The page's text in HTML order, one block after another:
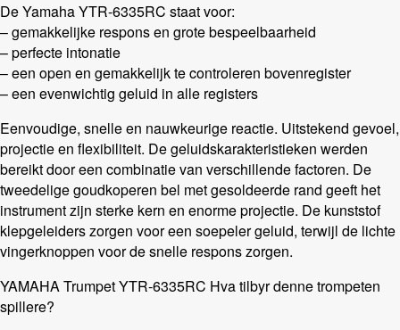
De Yamaha YTR-6335RC staat voor:
– gemakkelijke respons en grote bespeelbaarheid
– perfecte intonatie
– een open en gemakkelijk te controleren bovenregister
– een evenwichtig geluid in alle registers
Eenvoudige, snelle en nauwkeurige reactie. Uitstekend gevoel,
projectie en flexibiliteit. De geluidskarakteristieken werden
bereikt door een combinatie van verschillende factoren. De
tweedelige goudkoperen bel met gesoldeerde rand geeft het
instrument zijn sterke kern en enorme projectie. De kunststof
klepgeleiders zorgen voor een soepeler geluid, terwijl de lichte
vingerknoppen voor de snelle respons zorgen.
YAMAHA Trumpet YTR-6335RC Hva tilbyr denne trompeten
spillere?